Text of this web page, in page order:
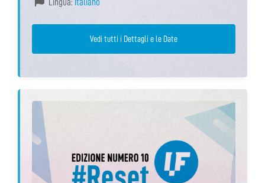
Lingua: Italiano
Vedi tutti i Dettagli e le Date